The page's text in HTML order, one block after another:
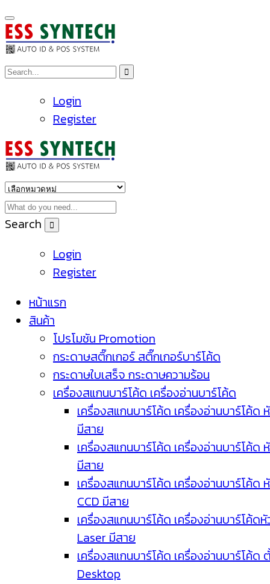
Login
Register
Search
Login
Register
หน้าแรก
สินค้า
โปรโมชัน Promotion
กระดาษสติ๊กเกอร์ สติ๊กเกอร์บาร์โค้ด
กระดาษใบเสร็จ กระดาษความร้อน
เครื่องสแกนบาร์โค้ด เครื่องอ่านบาร์โค้ด
เครื่องสแกนบาร์โค้ด เครื่องอ่านบาร์โค้ด
มีสาย
เครื่องสแกนบาร์โค้ด เครื่องอ่านบาร์โค้ด
มีสาย
เครื่องสแกนบาร์โค้ด เครื่องอ่านบาร์โค้ด
CCD มีสาย
เครื่องสแกนบาร์โค้ด เครื่องอ่านบาร์โค้ด
Laser มีสาย
เครื่องสแกนบาร์โค้ด เครื่องอ่านบาร์โค้ด
Desktop